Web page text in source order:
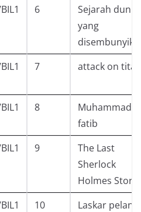
6
Sejarah dunia
yang
7 attack on titan
8
Muhammad al
fatib
9
The Last
Sherlock
Holmes Story
10
Laskar pelangi